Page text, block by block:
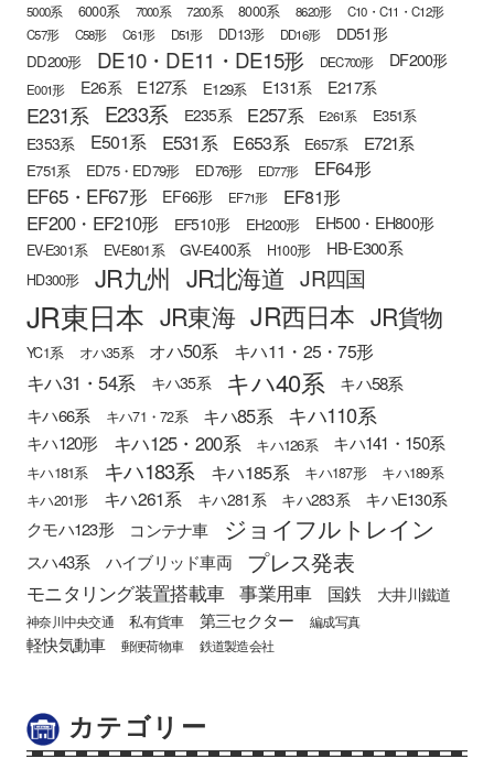
5000系 6000系 7000系 7200系 8000系 8620形
C10・C11・C12形
C57形
C58形 C61形 D51形 DD13形 DD16形 DD51形
DD200形 DE10・DE11・DE15形 DEC700形 DF200形
E001形 E26系 E127系 E129系 E131系 E217系
E231系 E233系 E235系 E257系 E261系 E351系
E353系 E501系 E531系 E653系 E657系 E721系
E751系 ED75・ED79形 ED76形 ED77形 EF64形
EF65・EF67形 EF66形 EF71形
EF81形
EF200・EF210形
EF510形 EH200形 EH500・EH800形
EV-E301系 EV-E801系 GV-E400系 H100形 HB-E300系
HD300形 JR九州 JR北海道 JR四国
JR東日本 JR東海 JR西日本 JR貨物
YC1系 オハ35系 オハ50系 キハ11・25・75形
キハ31・54系 キハ35系 キハ40系 キハ58系
キハ66系 キハ71・72系 キハ85系 キハ110系
キハ120形 キハ125・200系 キハ126系 キハ141・150系
キハ181系 キハ183系 キハ185系 キハ187形
キハ189系
キハ201形
キハ261系 キハ281系 キハ283系
キハE130系
クモハ123形
コンテナ車 ジョイフルトレイン
スハ43系 ハイブリッド車両 プレス発表
モニタリング装置搭載車 事業用車 国鉄 大井川鐵道
神奈川中央交通 私有貨車 第三セクター 編成写真
軽快気動車 郵便荷物車 鉄道製造会社
カテゴリー